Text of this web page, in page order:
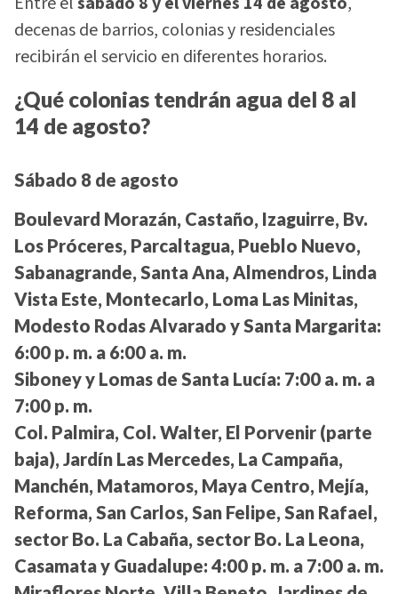
decenas de barrios, colonias y residenciales
recibirán el servicio en diferentes horarios.
¿Qué colonias tendrán agua del 8 al
14 de agosto?
Sábado 8 de agosto
Boulevard Morazán, Castaño, Izaguirre, Bv.
Los Próceres, Parcaltagua, Pueblo Nuevo,
Sabanagrande, Santa Ana, Almendros, Linda
Vista Este, Montecarlo, Loma Las Minitas,
Modesto Rodas Alvarado y Santa Margarita:
6:00 p. m. a 6:00 a. m.
Siboney y Lomas de Santa Lucía: 7:00 a. m. a
7:00 p. m.
Col. Palmira, Col. Walter, El Porvenir (parte
baja), Jardín Las Mercedes, La Campaña,
Manchén, Matamoros, Maya Centro, Mejía,
Reforma, San Carlos, San Felipe, San Rafael,
sector Bo. La Cabaña, sector Bo. La Leona,
Casamata y Guadalupe: 4:00 p. m. a 7:00 a. m.